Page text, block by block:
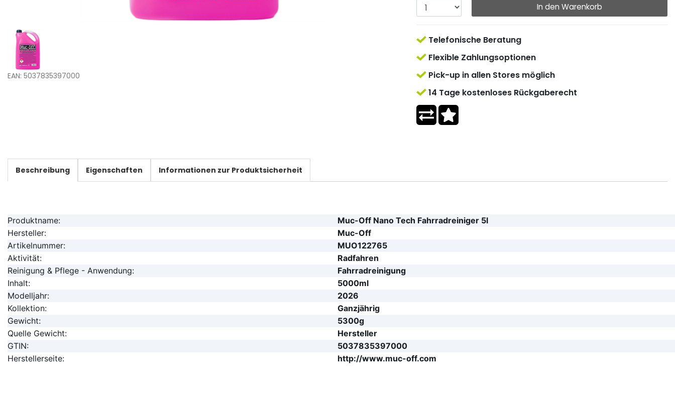
EAN: 5037835397000
In den Warenkorb
Telefonische Beratung
Flexible Zahlungsoptionen
Pick-up in allen Stores möglich
14 Tage kostenloses Rückgaberecht
Beschreibung Eigenschaften Informationen zur Produktsicherheit
Produktname:
Muc-Off Nano Tech Fahrradreiniger 5l
Hersteller:
Muc-Off
Artikelnummer:
MUO122765
Aktivität:
Radfahren
Reinigung & Pflege - Anwendung:
Fahrradreinigung
Inhalt:
5000ml
Modelljahr:
2026
Kollektion:
Ganzjährig
Gewicht:
5300g
Quelle Gewicht:
Hersteller
GTIN:
5037835397000
Herstellerseite:
http://www.muc-off.com